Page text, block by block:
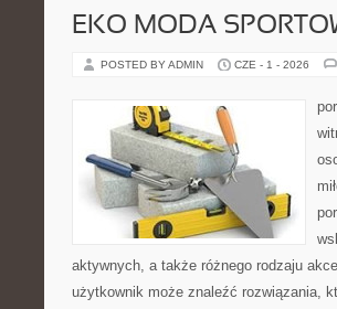
EKO MODA
POSTED BY ADMIN CZE - 1 - 2026
aktywnych, a także różnego rodzaju
użytkownik może znaleźć rozwiązania,